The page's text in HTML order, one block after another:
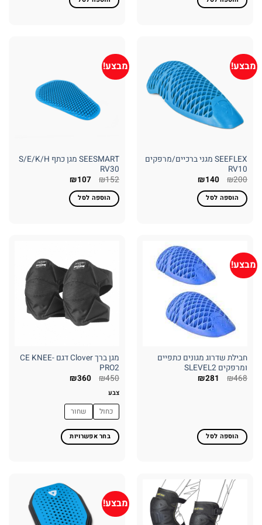
₪234.
₪187.
₪234.
₪164.
מבצע!
SEEFLEX מגני ברכיים/מרפקים
RV10
₪200 המחיר
היה:
₪200.
₪140 המחיר
הוא:
₪140. הוספה לסל
מבצע!
SEESMART מגן כתף S/E/K/H
RV30
₪152 המחיר
היה:
₪152.
₪107 המחיר
הוא:
₪107. הוספה לסל
מבצע!
חבילת שדרוג מגונים כתפיים
ומרפקים SLEVEL2
₪468 המחיר
₪281 המחיר
הוספה לסל
מגן ברך Clover דגם CE KNEE-
PRO2
₪450 המחיר
₪450.
₪360 המחיר
₪360.
צבע
כחול שחור
בחר אפשרויות
סוגים.
ניתן
מבצע!